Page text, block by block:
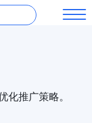
化推广策略。